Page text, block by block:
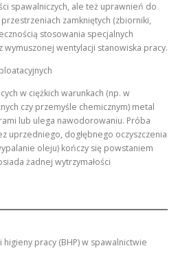
spawalniczych, ale też uprawnień do
zamkniętych (zbiorniki,
stosowania specjalnych
wymuszonej wentylacji stanowiska pracy.
w ciężkich warunkach (np. w
czy przemyśle chemicznym) metal
lub ulega nawodorowaniu. Próba
uprzedniego, dogłębnego oczyszczenia
oleju) kończy się powstaniem
żadnej wytrzymałości
pracy (BHP) w spawalnictwie